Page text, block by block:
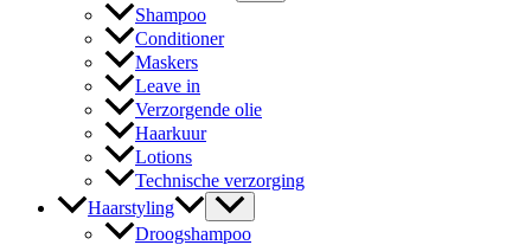
Shampoo
Conditioner
Maskers
Leave in
Verzorgende olie
Haarkuur
Lotions
Technische verzorging
Haarstyling
Droogshampoo